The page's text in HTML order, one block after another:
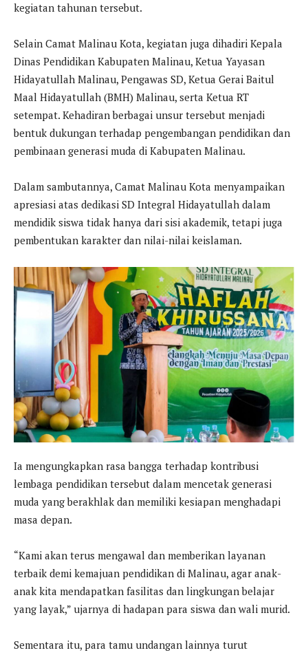
kegiatan tahunan tersebut.
Selain Camat Malinau Kota, kegiatan juga dihadiri Kepala
Dinas Pendidikan Kabupaten Malinau, Ketua Yayasan
Hidayatullah Malinau, Pengawas SD, Ketua Gerai Baitul
Maal Hidayatullah (BMH) Malinau, serta Ketua RT
setempat. Kehadiran berbagai unsur tersebut menjadi
bentuk dukungan terhadap pengembangan pendidikan dan
pembinaan generasi muda di Kabupaten Malinau.
Dalam sambutannya, Camat Malinau Kota menyampaikan
apresiasi atas dedikasi SD Integral Hidayatullah dalam
mendidik siswa tidak hanya dari sisi akademik, tetapi juga
pembentukan karakter dan nilai-nilai keislaman.
Ia mengungkapkan rasa bangga terhadap kontribusi
lembaga pendidikan tersebut dalam mencetak generasi
muda yang berakhlak dan memiliki kesiapan menghadapi
masa depan.
“Kami akan terus mengawal dan memberikan layanan
terbaik demi kemajuan pendidikan di Malinau, agar anak-
anak kita mendapatkan fasilitas dan lingkungan belajar
yang layak,” ujarnya di hadapan para siswa dan wali murid.
Sementara itu, para tamu undangan lainnya turut